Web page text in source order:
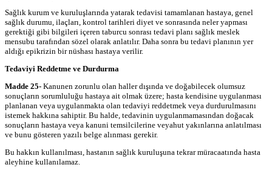
Sağlık kurum ve kuruluşlarında yatarak tedavisi tamamlanan hastaya, genel
sağlık durumu, ilaçları, kontrol tarihleri diyet ve sonrasında neler yapması
gerektiği gibi bilgileri içeren taburcu sonrası tedavi planı sağlık meslek
mensubu tarafından sözel olarak anlatılır. Daha sonra bu tedavi planının yer
aldığı epikrizin bir nüshası hastaya verilir.
Tedaviyi Reddetme ve Durdurma
Madde 25- Kanunen zorunlu olan haller dışında ve doğabilecek olumsuz
sonuçların sorumluluğu hastaya ait olmak üzere; hasta kendisine uygulanması
planlanan veya uygulanmakta olan tedaviyi reddetmek veya durdurulmasını
istemek hakkına sahiptir. Bu halde, tedavinin uygulanmamasından doğacak
sonuçların hastaya veya kanuni temsilcilerine veyahut yakınlarına anlatılması
ve bunu gösteren yazılı belge alınması gerekir.
Bu hakkın kullanılması, hastanın sağlık kuruluşuna tekrar müracaatında hasta
aleyhine kullanılamaz.